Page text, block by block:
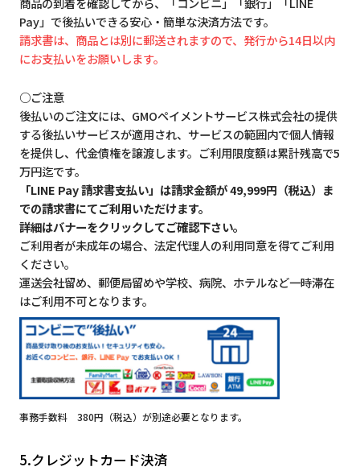
Pay」で後払いできる安心・簡単な決済方法です。
請求書は、商品とは別に郵送されますので、発行から14日以内
にお支払いをお願いします。
○ご注意
後払いのご注文には、GMOペイメントサービス株式会社の提供
する後払いサービスが適用され、サービスの範囲内で個人情報
を提供し、代金債権を譲渡します。ご利用限度額は累計残高で5
万円迄です。
「LINE Pay 請求書支払い」は請求金額が 49,999円（税込）ま
での請求書にてご利用いただけます。
詳細はバナーをクリックしてご確認下さい。
ご利用者が未成年の場合、法定代理人の利用同意を得てご利用
ください。
運送会社留め、郵便局留めや学校、病院、ホテルなど一時滞在
はご利用不可となります。
事務手数料 380円（税込）が別途必要となります。
5.クレジットカード決済